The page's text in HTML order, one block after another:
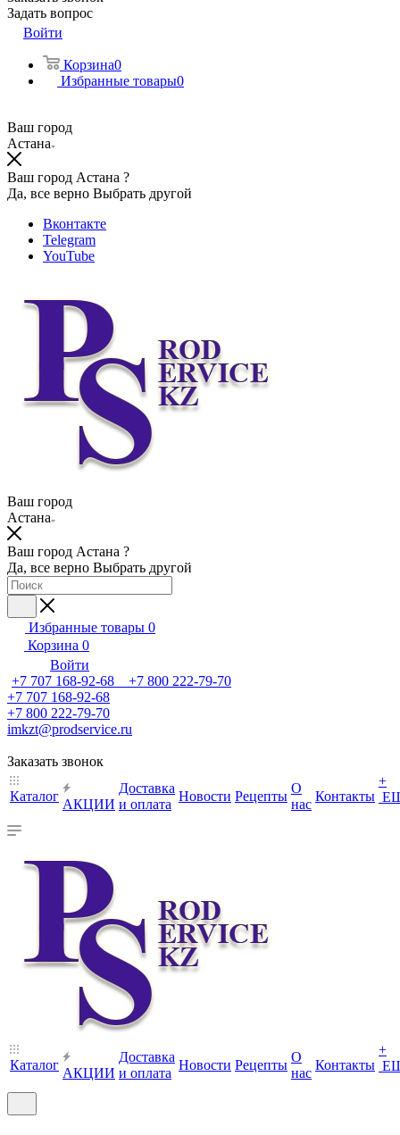
Задать вопрос
Войти
Корзина0
Избранные товары0
Ваш город
Астана
Ваш город Астана ?
Да, все верно Выбрать другой
Вконтакте
Telegram
YouTube
Ваш город
Астана
Ваш город Астана ?
Да, все верно Выбрать другой
Избранные товары 0
Корзина 0
Войти
+7 707 168-92-68 +7 800 222-79-70
+7 707 168-92-68
+7 800 222-79-70
imkzt@prodservice.ru
Заказать звонок
Каталог
АКЦИИ
Доставка
и оплата
Новости Рецепты
О
нас
Контакты
+
Каталог
АКЦИИ
Доставка
и оплата
Новости Рецепты
О
нас
Контакты
+